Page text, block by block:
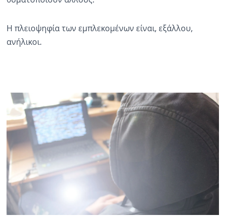
Η πλειοψηφία των εμπλεκομένων είναι, εξάλλου,
ανήλικοι.